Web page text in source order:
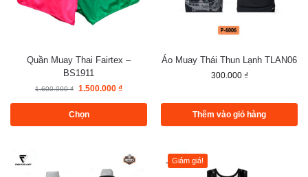
Quần Muay Thai Fairtex –
BS1911
1.600.000₫ 1.500.000 ₫
Chọn
Áo Muay Thái Thun Lạnh TLAN06
300.000 ₫
Thêm vào giỏ hàng
Giảm giá!